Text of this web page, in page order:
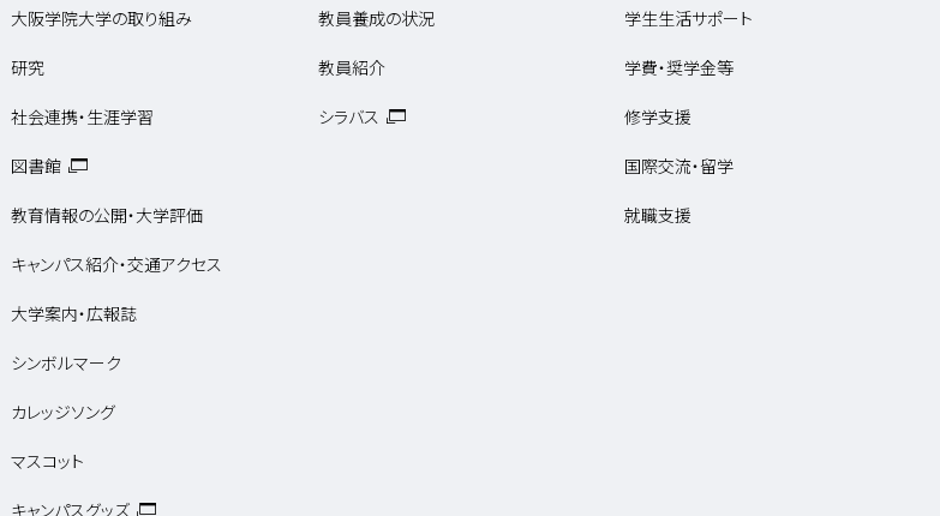
大阪学院大学の取り組み
研究
社会連携・生涯学習
図書館
教育情報の公開・大学評価
キャンパス紹介・交通アクセス
大学案内・広報誌
シンボルマーク
カレッジソング
マスコット
キャンパスグッズ
教員養成の状況
教員紹介
シラバス
学生生活サポート
学費・奨学金等
修学支援
国際交流・留学
就職支援